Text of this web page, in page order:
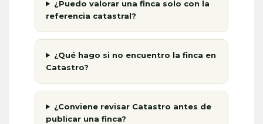
¿Puedo valorar una finca solo con la
referencia catastral?
¿Qué hago si no encuentro la finca en
Catastro?
¿Conviene revisar Catastro antes de
publicar una finca?